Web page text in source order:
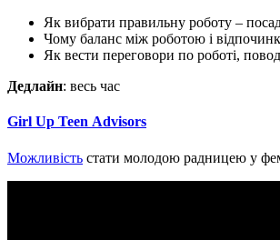
Як вибрати правильну роботу –
Чому баланс між роботою і
Як вести переговори по роботі,
Дедлайн: весь час
Girl Up Teen Advisors
Можливість стати молодою радницею у